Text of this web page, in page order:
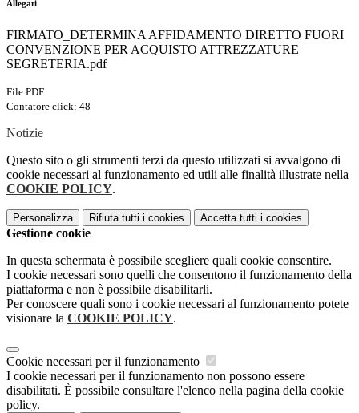
Allegati
FIRMATO_DETERMINA AFFIDAMENTO DIRETTO FUORI
CONVENZIONE PER ACQUISTO ATTREZZATURE
SEGRETERIA.pdf
File PDF
Contatore click: 48
Notizie
Questo sito o gli strumenti terzi da questo utilizzati si avvalgono di
cookie necessari al funzionamento ed utili alle finalità illustrate nella
COOKIE POLICY.
Personalizza Rifiuta tutti i cookies Accetta tutti i cookies
Gestione cookie
In questa schermata è possibile scegliere quali cookie consentire.
I cookie necessari sono quelli che consentono il funzionamento della
piattaforma e non è possibile disabilitarli.
Per conoscere quali sono i cookie necessari al funzionamento potete
visionare la COOKIE POLICY.
Cookie necessari per il funzionamento
I cookie necessari per il funzionamento non possono essere
disabilitati. È possibile consultare l'elenco nella pagina della cookie
policy.